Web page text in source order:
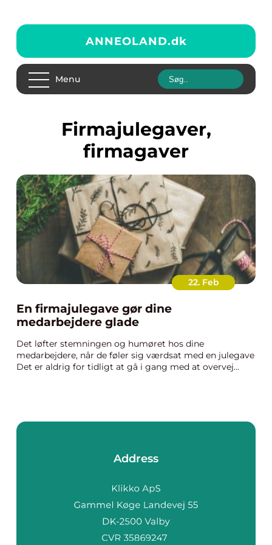
ANNEOLAND.dk
Menu
firmajulegaver,
firmagaver
22. Feb
En firmajulegave gør dine
medarbejdere glade
Det løfter stemningen og humøret hos dine
medarbejdere, når de føler sig værdsat med en julegave
Det er aldrig for tidligt at gå i gang med at overvej...
Address